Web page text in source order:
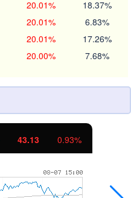
20.01% 18.37%
20.01% 6.83%
20.01% 17.26%
20.00% 7.68%
43.13 0.93%